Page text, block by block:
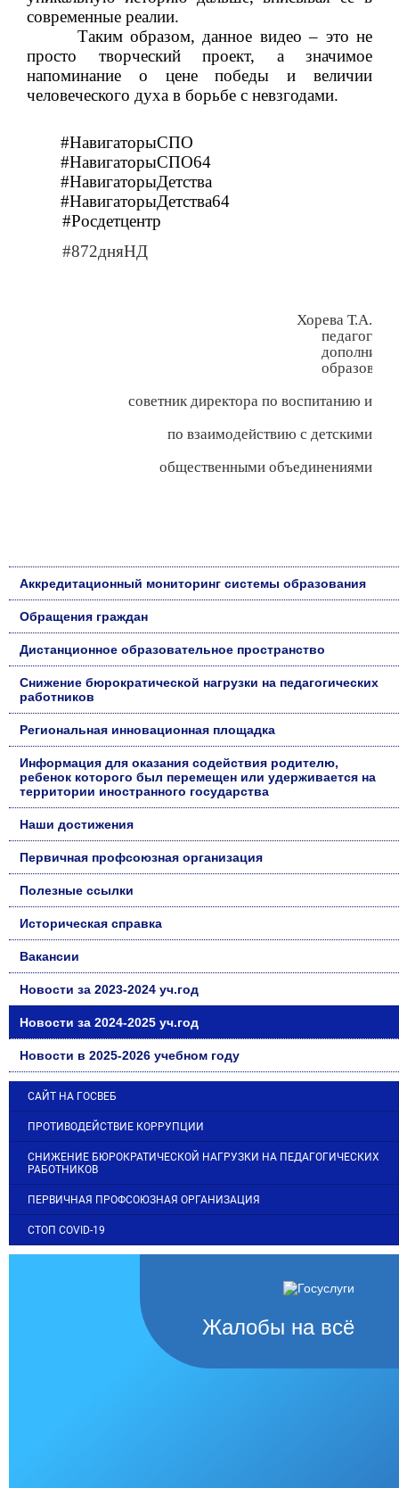
современные реалии.
Таким образом, данное видео – это не
просто творческий проект, а значимое
напоминание о цене победы и величии
человеческого духа в борьбе с невзгодами.
#НавигаторыСПО
#НавигаторыСПО64
#НавигаторыДетства
#НавигаторыДетства64
#Росдетцентр
#872дняНД
Хорева Т.А.
педагог
советник директора по воспитанию и
по взаимодействию с детскими
общественными объединениями
Аккредитационный мониторинг системы образования
Обращения граждан
Дистанционное образовательное пространство
Снижение бюрократической нагрузки на педагогических
работников
Региональная инновационная площадка
Информация для оказания содействия родителю,
ребенок которого был перемещен или удерживается на
территории иностранного государства
Наши достижения
Первичная профсоюзная организация
Полезные ссылки
Историческая справка
Вакансии
Новости за 2023-2024 уч.год
Новости за 2024-2025 уч.год
Новости в 2025-2026 учебном году
САЙТ НА ГОСВЕБ
ПРОТИВОДЕЙСТВИЕ КОРРУПЦИИ
СНИЖЕНИЕ БЮРОКРАТИЧЕСКОЙ НАГРУЗКИ НА ПЕДАГОГИЧЕСКИХ
РАБОТНИКОВ
ПЕРВИЧНАЯ ПРОФСОЮЗНАЯ ОРГАНИЗАЦИЯ
СТОП COVID-19
Жалобы на всё